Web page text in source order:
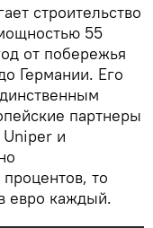
строительство
55
от побережья
Германии. Его
партнеры
и
то
евро каждый.